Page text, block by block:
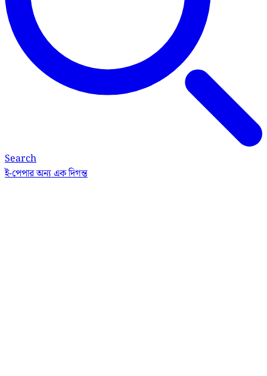
Search
ই-পেপারঅন্য এক দিগন্ত